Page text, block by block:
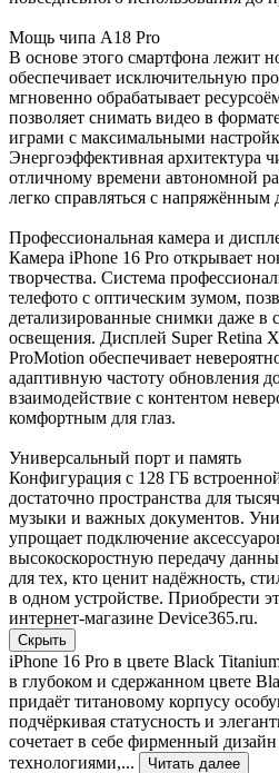
Мощь чипа A18 Pro
В основе этого смартфона лежит
обеспечивает исключительную
мгновенно обрабатывает
позволяет снимать видео в
играми с максимальными
Энергоэффективная архитектура
отличному времени автономной
легко справляться с напряжённым
Профессиональная камера и
Камера iPhone 16 Pro открывает
творчества. Система
телефото с оптическим зумом,
детализированные снимки даже в
освещения. Дисплей Super Retina
ProMotion обеспечивает
адаптивную частоту обновления
взаимодействие с контентом
комфортным для глаз.
Универсальный порт и память
Конфигурация с 128 ГБ
достаточно пространства для
музыки и важных документов.
упрощает подключение
высокоскоростную передачу
для тех, кто ценит надёжность,
в одном устройстве. Приобрести
интернет-магазине Device365.ru.
Скрыть
iPhone 16 Pro в цвете Black
в глубоком и сдержанном цвете
придаёт титановому корпусу
подчёркивая статусность и
сочетает в себе фирменный
технологиями,...
Читать далее